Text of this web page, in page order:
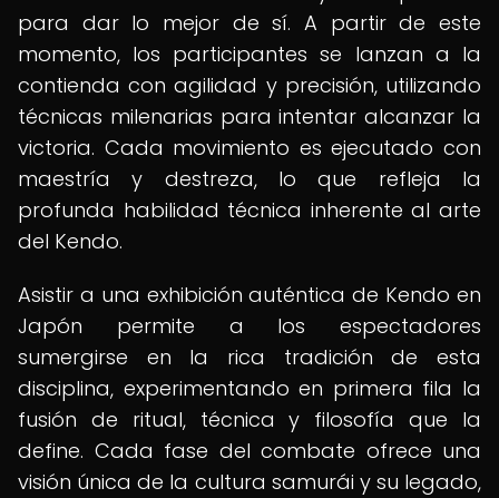
para dar lo mejor de sí. A partir de este
momento, los participantes se lanzan a la
contienda con agilidad y precisión, utilizando
técnicas milenarias para intentar alcanzar la
victoria. Cada movimiento es ejecutado con
maestría y destreza, lo que refleja la
profunda habilidad técnica inherente al arte
del Kendo.
Asistir a una exhibición auténtica de Kendo en
Japón permite a los espectadores
sumergirse en la rica tradición de esta
disciplina, experimentando en primera fila la
fusión de ritual, técnica y filosofía que la
define. Cada fase del combate ofrece una
visión única de la cultura samurái y su legado,